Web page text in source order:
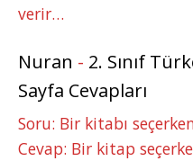
verir…
Nuran - 2. Sınıf
Sayfa Cevapları
Soru: Bir kitabı
Cevap: Bir kitap